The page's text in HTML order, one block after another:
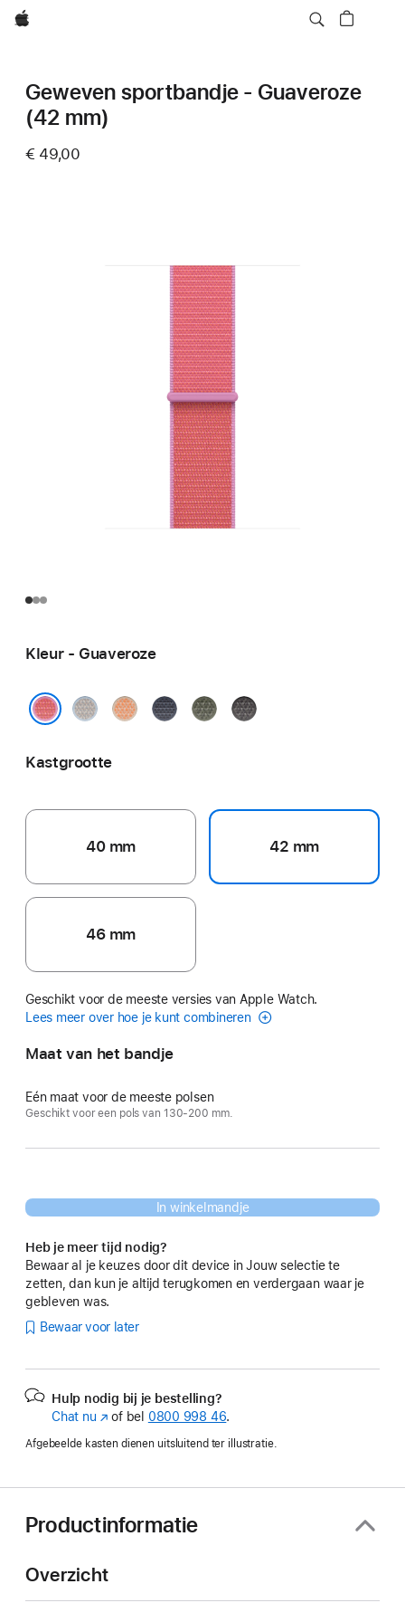
Apple
Geweven sportbandje - Guaveroze
(42 mm)
€ 49,00
Kleur - Guaveroze
DauwblauwCantaloupeAnkerblauw
BosgroenDonkergrijs
Kastgrootte
40 mm 42 mm
46 mm
Geschikt voor de meeste versies van Apple Watch.
Lees meer over hoe je kunt combineren
Maat van het bandje
Eén maat voor de meeste polsen
Geschikt voor een pols van 130-200 mm.
In winkelmandje
Heb je meer tijd nodig?
Bewaar al je keuzes door dit device in Jouw selectie te
zetten, dan kun je altijd terugkomen en verdergaan waar je
gebleven was.
Bewaar voor later
Hulp nodig bij je bestelling?
Chat nu (Wordt
nieuw
geopend)
of bel 0800 998 46.
Afgebeelde kasten dienen uitsluitend ter illustratie.
Productinformatie
Overzicht